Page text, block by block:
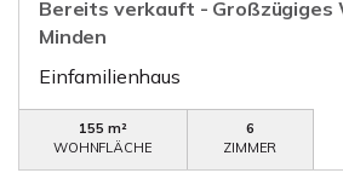
Bereits verkauft - Großzügiges
Minden
Einfamilienhaus
155 m²
WOHNFLÄCHE
6
ZIMMER